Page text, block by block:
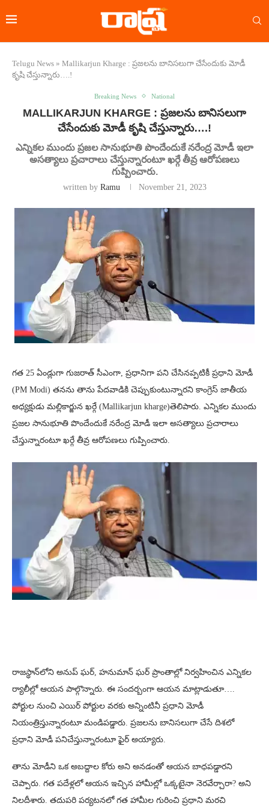
Telugu News » Mallikarjun Kharge : ప్రజలను బానిసలుగా చేసేందుకు మోడీ
కృషి చేస్తున్నారు….!
Breaking News National
MALLIKARJUN KHARGE : ప్రజలను బానిసలుగా
చేసేందుకు మోడీ కృషి చేస్తున్నారు….!
ఎన్నికల ముందు ప్రజల సానుభూతి పొందేందుకే నరేంద్ర మోడీ ఇలా
అసత్యాలు ప్రచారాలు చేస్తున్నారంటూ ఖర్గే తీవ్ర ఆరోపణలు
గుప్పించారు.
written by Ramu November 21, 2023
గత 25 ఏండ్లుగా గుజరాత్ సీఎంగా, ప్రధానిగా పని చేసినప్పటికీ ప్రధాని మోడీ
(PM Modi) తనను తాను పేదవాడికి చెప్పుకుంటున్నారని కాంగ్రెస్ జాతీయ
అధ్యక్షుడు మల్లికార్జున ఖర్గే (Mallikarjun kharge)తెలిపారు. ఎన్నికల ముందు
ప్రజల సానుభూతి పొందేందుకే నరేంద్ర మోడీ ఇలా అసత్యాలు ప్రచారాలు
చేస్తున్నారంటూ ఖర్గే తీవ్ర ఆరోపణలు గుప్పించారు.
రాజస్థాన్‌లోని అనుప్ ఘర్, హనుమాన్ ఘర్ ప్రాంతాల్లో నిర్వహించిన ఎన్నికల
ర్యాలీల్లో ఆయన పాల్గొన్నారు. ఈ సందర్బంగా ఆయన మాట్లాడుతూ….
పోర్టుల నుంచి ఎయిర్ పోర్టుల వరకు అన్నింటినీ ప్రధాని మోడీ
నియంత్రిస్తున్నారంటూ మండిపడ్డారు. ప్రజలను బానిసలుగా చేసే దిశలో
ప్రధాని మోడీ పనిచేస్తున్నారంటూ ఫైర్ అయ్యారు.
తాను మోడీని ఒక అబద్దాల కోరు అని అనడంతో ఆయన బాధపడ్డారని
చెప్పారు. గత పదేళ్లలో ఆయన ఇచ్చిన హామీల్లో ఒక్కటైనా నెరవేర్చారా? అని
నిలదీశారు. తదుపరి పర్యటనలో గత హామీల గురించి ప్రధాని మరచి